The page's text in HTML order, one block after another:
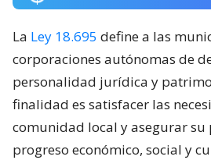
La Ley 18.695 define a las
corporaciones autónomas de
personalidad jurídica y
finalidad es satisfacer las
comunidad local y asegurar su
progreso económico, social y